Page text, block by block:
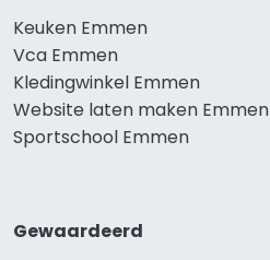
Keuken Emmen
Vca Emmen
Kledingwinkel Emmen
Website laten maken Emmen
Sportschool Emmen
Gewaardeerd